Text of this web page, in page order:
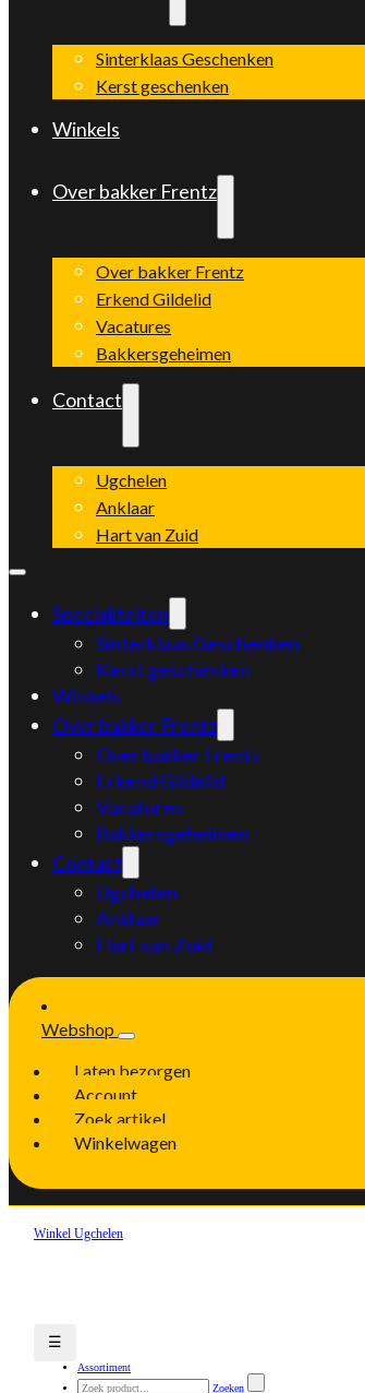
Sinterklaas Geschenken
Kerst geschenken
Winkels
Over bakker Frentz
Over bakker Frentz
Erkend Gildelid
Vacatures
Bakkersgeheimen
Contact
Ugchelen
Anklaar
Hart van Zuid
Specialiteiten
Sinterklaas Geschenken
Kerst geschenken
Winkels
Over bakker Frentz
Over bakker Frentz
Erkend Gildelid
Vacatures
Bakkersgeheimen
Contact
Ugchelen
Anklaar
Hart van Zuid
Webshop
Laten bezorgen
Account
Zoek artikel
Winkelwagen